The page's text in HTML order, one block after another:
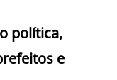
política,
e